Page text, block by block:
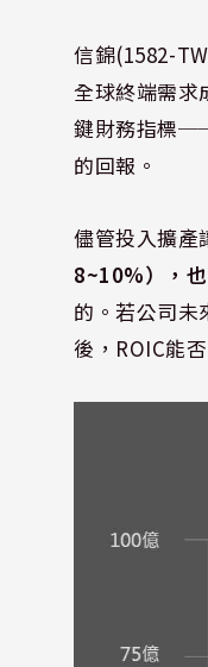
信錦(1582-
全球終端需求
鍵財務指標
的回報。
儘管投入擴產
8~10%），
的。若公司未
後，ROIC能